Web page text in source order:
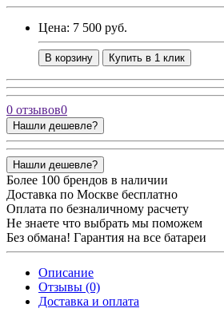
Цена: 7 500 руб.
В корзину Купить в 1 клик
0 отзывов0
Нашли дешевле?
Нашли дешевле?
Более 100 брендов в наличии
Доставка по Москве бесплатно
Оплата по безналичному расчету
Не знаете что выбрать мы поможем
Без обмана! Гарантия на все батареи
Описание
Отзывы (0)
Доставка и оплата